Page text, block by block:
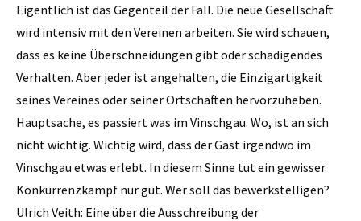
Eigentlich ist das Gegenteil der Fall. Die neue Gesellschaft
wird intensiv mit den Vereinen arbeiten. Sie wird schauen,
dass es keine Überschneidungen gibt oder schädigendes
Verhalten. Aber jeder ist angehalten, die Einzigartigkeit
seines Vereines oder seiner Ortschaften hervorzuheben.
Hauptsache, es passiert was im ­Vinschgau. Wo, ist an sich
nicht wichtig. Wichtig wird, dass der Gast irgendwo im
Vinschgau etwas erlebt. In diesem Sinne tut ein gewisser
Konkurrenzkampf nur gut. Wer soll das bewerkstelligen?
Ulrich Veith: Eine über die Ausschreibung der